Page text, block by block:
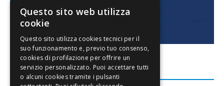
FACEBOOK
Questo sito web utilizza
cookie